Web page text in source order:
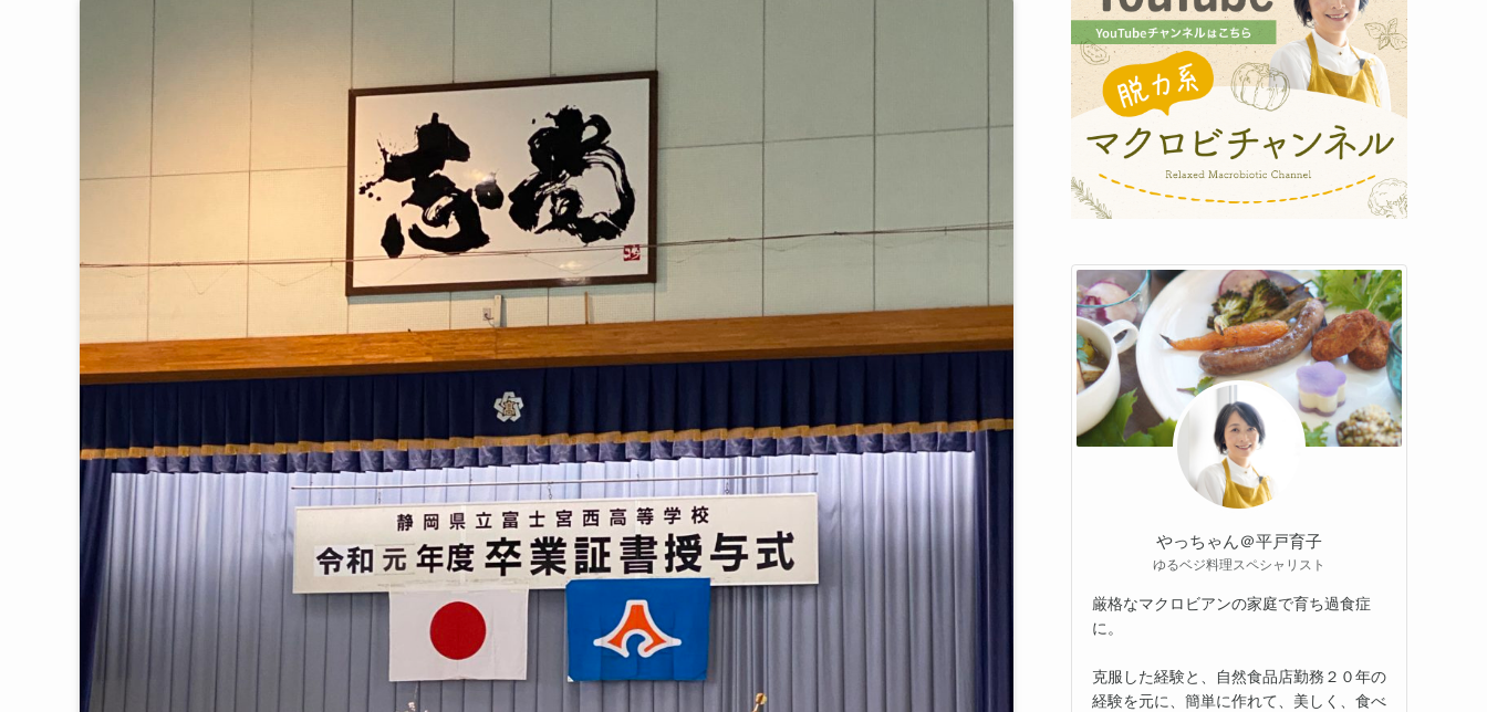
やっちゃん＠平戸育子
ゆるベジ料理スペシャリスト
厳格なマクロビアンの家庭で育ち過食症
に。
克服した経験と、自然食品店勤務２０年の
経験を元に、簡単に作れて、美しく、食べ